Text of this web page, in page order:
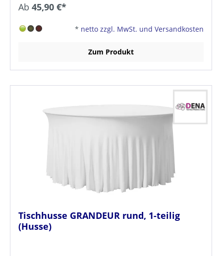
Ab 45,90 €*
* netto zzgl. MwSt. und Versandkosten
Zum Produkt
Tischhusse GRANDEUR rund, 1-teilig
(Husse)